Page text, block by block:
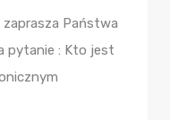
zaprasza Państwa
pytanie : Kto jest